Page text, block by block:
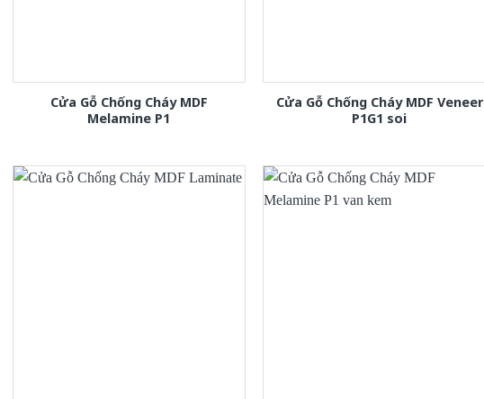
Cửa Gỗ Chống Cháy MDF
Melamine P1
Cửa Gỗ Chống Cháy MDF Veneer
P1G1 soi